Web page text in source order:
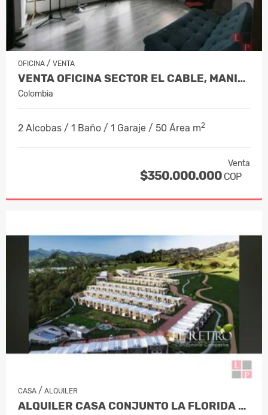
OFICINA / VENTA
VENTA OFICINA SECTOR EL CABLE, MANIZALE…
Colombia
2 Alcobas / 1 Baño / 1 Garaje / 50 Área m2
Venta
$350.000.000 COP
CASA / ALQUILER
ALQUILER CASA CONJUNTO LA FLORIDA VILL…